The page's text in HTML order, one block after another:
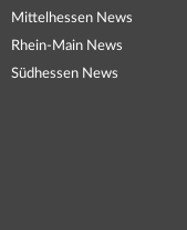
Mittelhessen News
Rhein-Main News
Südhessen News